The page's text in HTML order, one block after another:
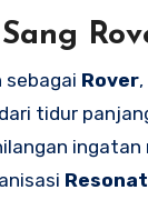
sebagai Rover
tidur
ingatan